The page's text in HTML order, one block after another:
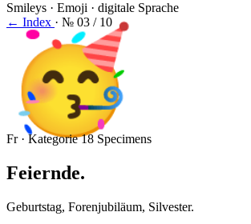
Smileys · Emoji · digitale Sprache
← Index · № 03 / 10
🥳
Fr · Kategorie 18 Specimens
Feiernde.
Geburtstag, Forenjubiläum, Silvester.